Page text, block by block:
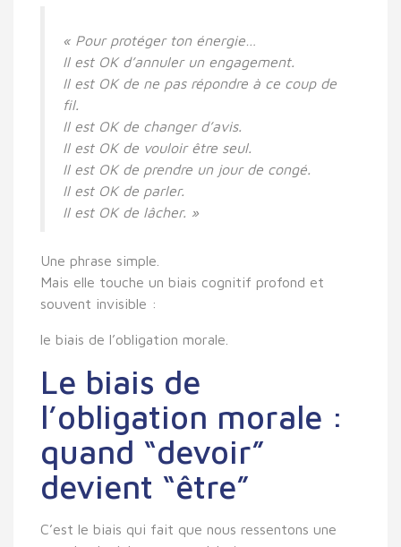
« Pour protéger ton énergie…
Il est OK d’annuler un engagement.
Il est OK de ne pas répondre à ce coup de
fil.
Il est OK de changer d’avis.
Il est OK de vouloir être seul.
Il est OK de prendre un jour de congé.
Il est OK de parler.
Il est OK de lâcher. »
Une phrase simple.
Mais elle touche un biais cognitif profond et
souvent invisible :
le biais de l’obligation morale
Le biais de
l’obligation morale :
quand “devoir”
devient “être”
C’est le biais qui fait que nous ressentons une